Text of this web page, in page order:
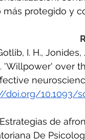
más protegido y
I. H., Jonides,
'Willpower' over
doi.org/10.1093/
Estrategias de
De